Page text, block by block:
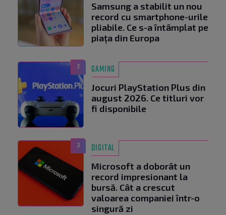
Samsung a stabilit un nou
record cu smartphone-urile
pliabile. Ce s-a întâmplat pe
piața din Europa
2 GAMING
Jocuri PlayStation Plus din
august 2026. Ce titluri vor
fi disponibile
3 DIGITAL
Microsoft a doborât un
record impresionant la
bursă. Cât a crescut
valoarea companiei într-o
singură zi